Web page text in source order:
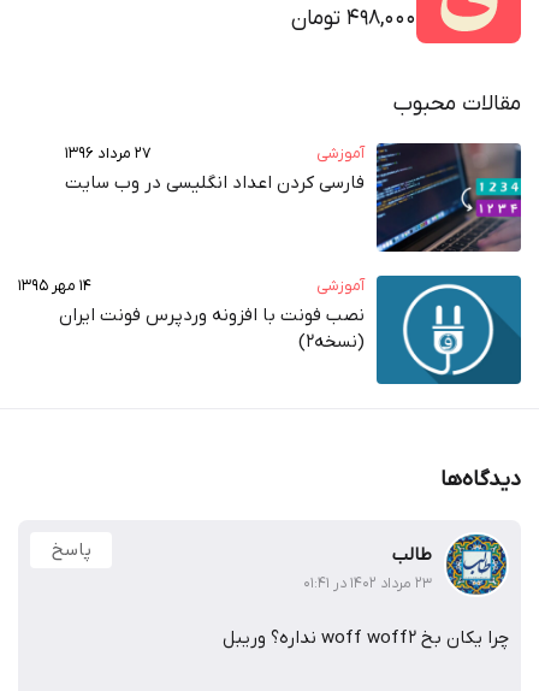
498,000 تومان
مقالات محبوب
آموزشی ۲۷ مرداد ۱۳۹۶
فارسی کردن اعداد انگلیسی در وب‌ سایت
آموزشی ۱۴ مهر ۱۳۹۵
نصب فونت با افزونه وردپرس فونت ایران
(نسخه2)
دیدگاه‌ها
طالب
۲۳ مرداد ۱۴۰۲ در ۰۱:۴۱
پاسخ
چرا یکان بخ woff woff2 نداره؟ وریبل